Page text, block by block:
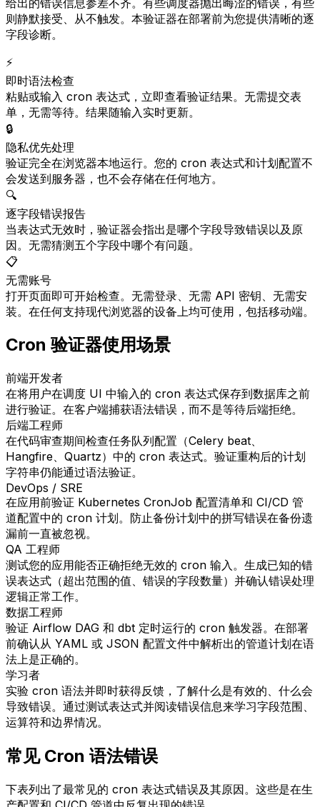
则静默接受、从不触发。本验证器在部署前为您提供清晰的逐
字段诊断。
⚡
即时语法检查
粘贴或输入 cron 表达式，立即查看验证结果。无需提交表
单，无需等待。结果随输入实时更新。
🔒
隐私优先处理
验证完全在浏览器本地运行。您的 cron 表达式和计划配置不
会发送到服务器，也不会存储在任何地方。
🔍
逐字段错误报告
当表达式无效时，验证器会指出是哪个字段导致错误以及原
因。无需猜测五个字段中哪个有问题。
📋
无需账号
打开页面即可开始检查。无需登录、无需 API 密钥、无需安
装。在任何支持现代浏览器的设备上均可使用，包括移动端。
Cron 验证器使用场景
前端开发者
在将用户在调度 UI 中输入的 cron 表达式保存到数据库之前
进行验证。在客户端捕获语法错误，而不是等待后端拒绝。
后端工程师
在代码审查期间检查任务队列配置（Celery beat、
Hangfire、Quartz）中的 cron 表达式。验证重构后的计划
字符串仍能通过语法验证。
DevOps / SRE
在应用前验证 Kubernetes CronJob 配置清单和 CI/CD 管
道配置中的 cron 计划。防止备份计划中的拼写错误在备份遗
漏前一直被忽视。
QA 工程师
测试您的应用能否正确拒绝无效的 cron 输入。生成已知的错
误表达式（超出范围的值、错误的字段数量）并确认错误处理
逻辑正常工作。
数据工程师
验证 Airflow DAG 和 dbt 定时运行的 cron 触发器。在部署
前确认从 YAML 或 JSON 配置文件中解析出的管道计划在语
法上是正确的。
学习者
实验 cron 语法并即时获得反馈，了解什么是有效的、什么会
导致错误。通过测试表达式并阅读错误信息来学习字段范围、
运算符和边界情况。
常见 Cron 语法错误
下表列出了最常见的 cron 表达式错误及其原因。这些是在生